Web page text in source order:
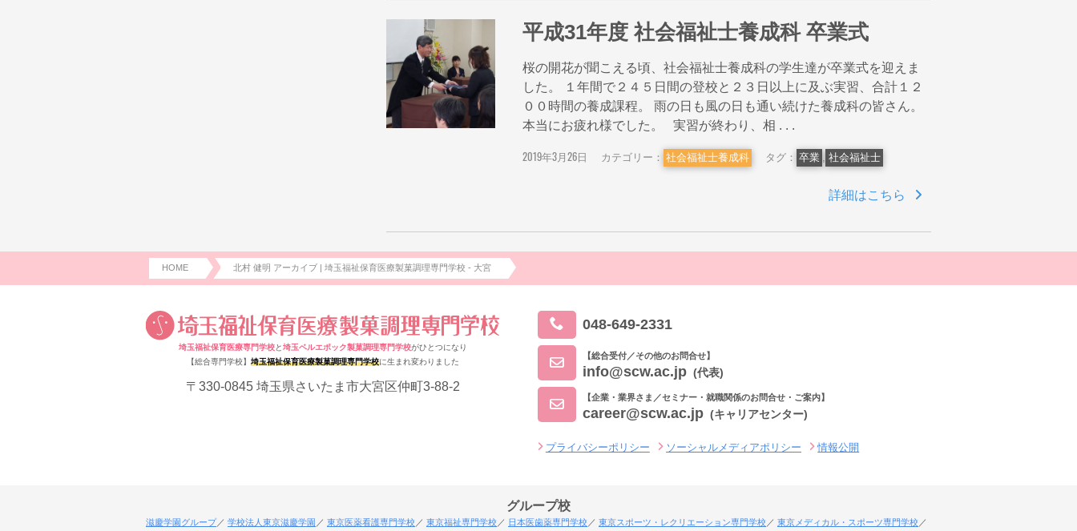
平成31年度 社会福祉士養成科 卒業式
桜の開花が聞こえる頃、社会福祉士養成科の学生達が卒業式を迎えま
した。 １年間で２４５日間の登校と２３日以上に及ぶ実習、合計１２
００時間の養成課程。 雨の日も風の日も通い続けた養成科の皆さん。
本当にお疲れ様でした。 実習が終わり、相 . . .
2019年3月26日 カテゴリー： 社会福祉士養成科 タグ： 卒業 社会福祉士
詳細はこちら
HOME 北村 健明 アーカイブ | 埼玉福祉保育医療製菓調理専門学校 - 大宮
埼玉福祉保育医療専門学校と埼玉ベルエポック製菓調理専門学校がひとつになり
【総合専門学校】 埼玉福祉保育医療製菓調理専門学校に生まれ変わりました
〒330-0845 埼玉県さいたま市大宮区仲町3-88-2
048-649-2331
【総合受付／その他のお問合せ】
info@scw.ac.jp (代表)
【企業・業界さま／セミナー・就職関係のお問合せ・ご案内】
career@scw.ac.jp (キャリアセンター)
プライバシーポリシー ソーシャルメディアポリシー 情報公開
グループ校
滋慶学園グループ 学校法人東京滋慶学園 東京医薬看護専門学校 東京福祉専門学校 日本医歯薬専門学校 東京スポーツ・レクリエーション専門学校 東京メディカル・スポーツ専門学校